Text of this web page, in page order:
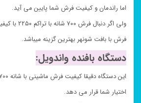
اما راندمان و کیفیت فرش شما پایین می آید.
ولی اگر دنبال
فرش با بافت شونهر بهترین گزینه میباشد.
دستگاه بافنده واندویل:
اختیار شما قرار می دهد.